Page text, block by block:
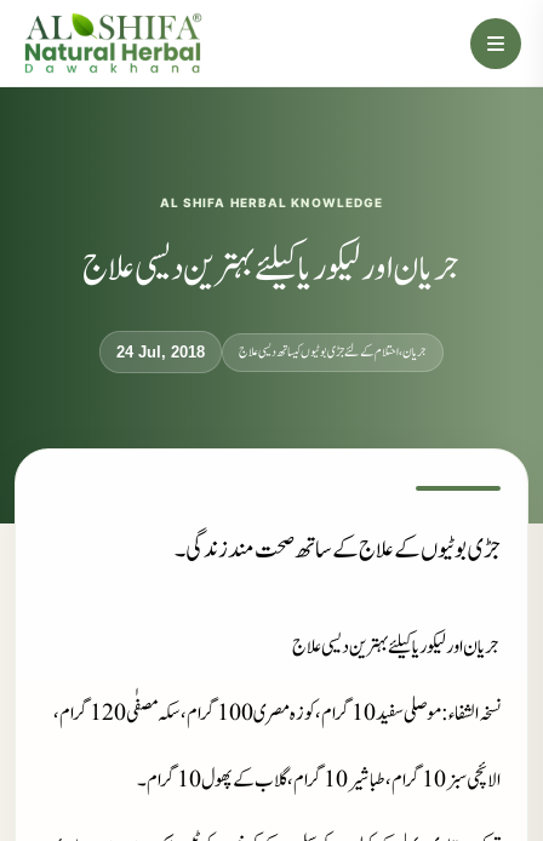
AL SHIFA HERBAL KNOWLEDGE
جریان اور لیکوریا کیلئے بہترین دیسی علاج
24 Jul, 2018 جریان، احتلام کےلئے جڑی بوٹیوں کیساتھ دیسی علاج
جڑی بوٹیوں کے علاج کے ساتھ صحت مند زندگی۔
جریان اور لیکوریا کیلئے بہترین دیسی علاج
نسخہ الشفاء
: موصلی سفید 10 گرام، کوزہ مصری 100 گرام، سکہ مصفٰی 120گرام،
الائچی سبز 10 گرام، طباشیر 10 گرام، گلاب کے پھول 10 گرام۔